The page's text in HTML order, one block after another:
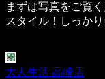
まずは写真をご覧
スタイル！しっか
大人生活 高崎店